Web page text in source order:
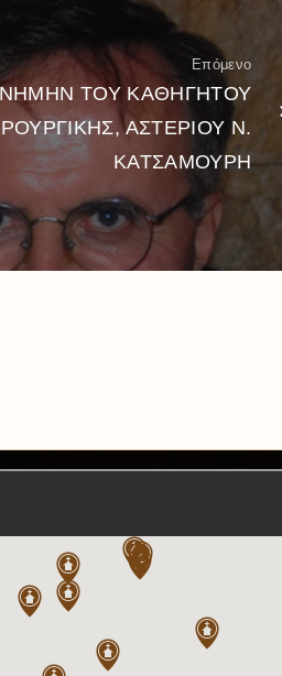
Επόμενο
ΤΟΥ ΚΑΘΗΓΗΤΟΥ
ΑΣΤΕΡΙΟΥ Ν.
ΚΑΤΣΑΜΟΥΡΗ